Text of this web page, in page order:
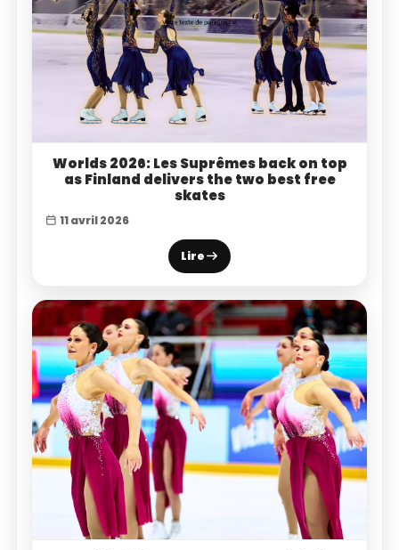
Worlds 2026: Les Suprêmes back on top
as Finland delivers the two best free
skates
11 avril 2026
Lire